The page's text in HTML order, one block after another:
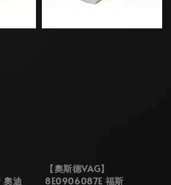
迪
【奧斯德VAG】
8E0906087E 福斯